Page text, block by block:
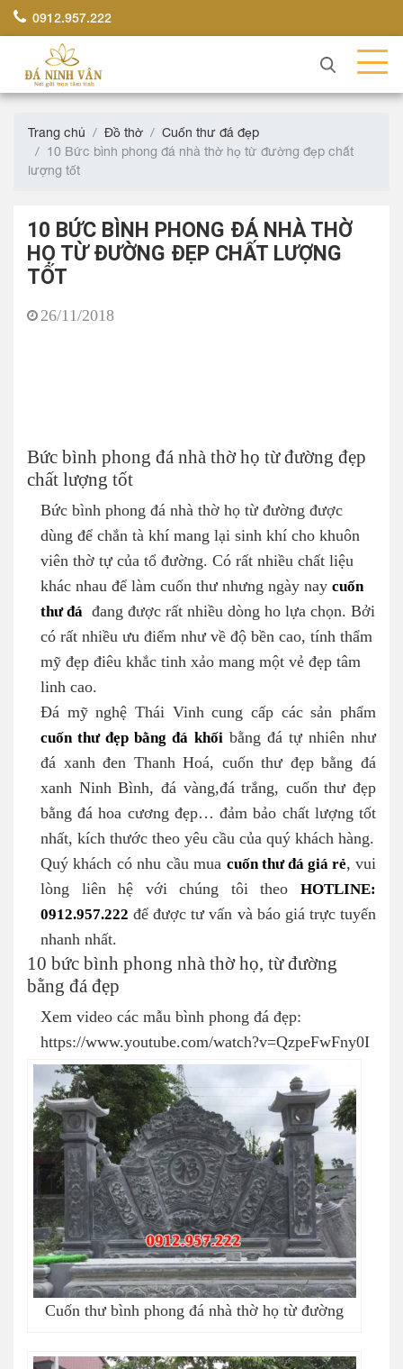
0912.957.222
Trang chủ Đồ thờ
Cuốn thư đá đẹp
10 Bức bình phong đá nhà thờ họ từ đường đẹp chất
lượng tốt
10 BỨC BÌNH PHONG ĐÁ NHÀ THỜ
HỌ TỪ ĐƯỜNG ĐẸP CHẤT LƯỢNG
TỐT
26/11/2018
Bức bình phong đá nhà thờ họ từ đường đẹp
chất lượng tốt
Bức bình phong đá nhà thờ họ từ đường được
dùng để chắn tà khí mang lại sinh khí cho khuôn
viên thờ tự của tổ đường. Có rất nhiều chất liệu
khác nhau để làm cuốn thư nhưng ngày nay cuốn
thư đá đang được rất nhiều dòng ho lựa chọn. Bởi
có rất nhiều ưu điểm như về độ bền cao, tính thẩm
mỹ đẹp điêu khắc tinh xảo mang một vẻ đẹp tâm
linh cao.
Đá mỹ nghệ Thái Vinh cung cấp các sản phẩm
cuốn thư đẹp bằng đá khối bằng đá tự nhiên như
đá xanh đen Thanh Hoá, cuốn thư đẹp bằng đá
xanh Ninh Bình, đá vàng,đá trắng, cuốn thư đẹp
bằng đá hoa cương đẹp… đảm bảo chất lượng tốt
nhất, kích thước theo yêu cầu của quý khách hàng.
Quý khách có nhu cầu mua cuốn thư đá giá rẻ , vui
lòng liên hệ với chúng tôi theo HOTLINE:
0912.957.222 để được tư vấn và báo giá trực tuyến
nhanh nhất.
10 bức bình phong nhà thờ họ, từ đường
bằng đá đẹp
Xem video các mẫu bình phong đá đẹp:
https://www.youtube.com/watch?v=QzpeFwFny0I
Cuốn thư bình phong đá nhà thờ họ từ đường